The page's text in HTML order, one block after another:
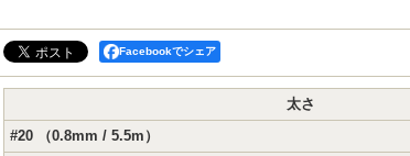
Facebookでシェア
太さ
#20 （0.8mm / 5.5m）